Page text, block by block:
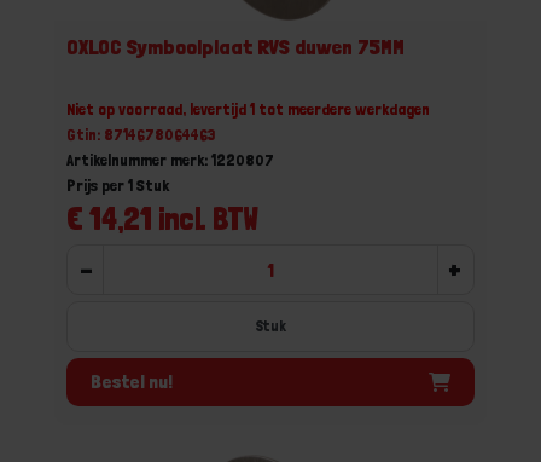
OXLOC Symboolplaat RVS duwen 75MM
Niet op voorraad, levertijd 1 tot meerdere werkdagen
Gtin: 8714678064463
Artikelnummer merk: 1220807
€ 14,21 incl. BTW
Prijs per 1 Stuk
- +
Stuk
Bestel nu!